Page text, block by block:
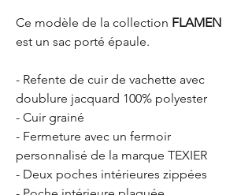
Ce modèle de la collection FLAMEN
est un sac porté épaule.
- Refente de cuir de vachette avec
doublure jacquard 100% polyester
- Cuir grainé
- Fermeture avec un fermoir
personnalisé de la marque TEXIER
- Deux poches intérieures zippées